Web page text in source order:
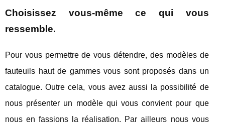
Choisissez vous-même ce qui vous
ressemble.
Pour vous permettre de vous détendre, des modèles de
fauteuils haut de gammes vous sont proposés dans un
catalogue. Outre cela, vous avez aussi la possibilité de
nous présenter un modèle qui vous convient pour que
nous en fassions la réalisation. Par ailleurs nous vous